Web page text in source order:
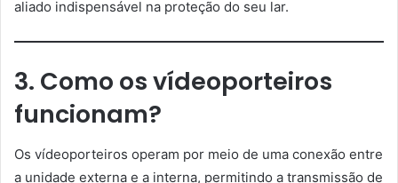
aliado indispensável na proteção do seu lar.
3. Como os vídeoporteiros
funcionam?
Os vídeoporteiros operam por meio de uma conexão entre
a unidade externa e a interna, permitindo a transmissão de